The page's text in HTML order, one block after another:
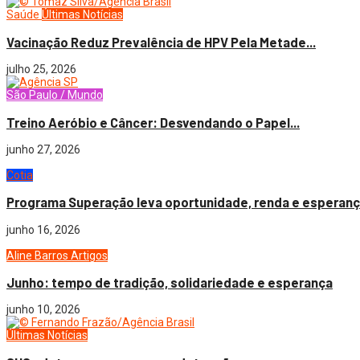
Saúde Últimas Notícias
Vacinação Reduz Prevalência de HPV Pela Metade...
julho 25, 2026
São Paulo / Mundo
Treino Aeróbio e Câncer: Desvendando o Papel...
junho 27, 2026
Cotia
Programa Superação leva oportunidade, renda e
junho 16, 2026
Aline Barros Artigos
Junho: tempo de tradição, solidariedade e esperança
junho 10, 2026
Últimas Notícias